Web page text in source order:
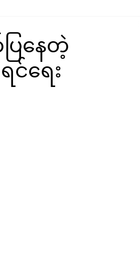
ြနေတဲ့
င်ရေး